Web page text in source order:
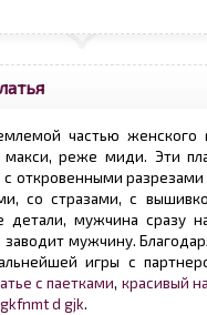
частью
реже миди. Эти
откровенными
со стразами, с
детали, мужчина сразу
мужчину.
игры с
с паетками, красивый
gkfnmt d gjk.